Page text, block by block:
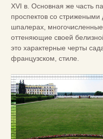
XVI в. Основная же часть
проспектов со
шпалерах,
оттеняющие своей
это характерные черты
французском, стиле.